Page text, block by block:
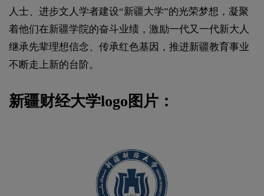
人士、进步文人学者建设“新疆大学”的光荣梦想，凝聚
着他们在新疆学院的奋斗业绩，激励一代又一代新大人
继承先辈理想信念、传承红色基因，推进新疆教育事业
不断走上新的台阶。
新疆财经大学logo图片：